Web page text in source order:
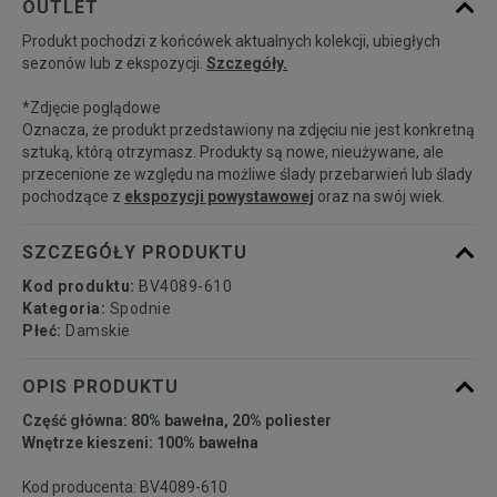
Powiadom o
M
Powiadom o
dostępności
dostępności
XL
Powiadom o
OUTLET
Produkt pochodzi z końcówek aktualnych kolekcji, ubiegłych
sezonów lub z ekspozycji. Szczegóły.
*Zdjęcie poglądowe
Oznacza, że produkt przedstawiony na zdjęciu nie jest konkretną
sztuką, którą otrzymasz. Produkty są nowe, nieużywane, ale
przecenione ze względu na możliwe ślady przebarwień lub ślady
pochodzące z ekspozycji powystawowej oraz na swój wiek.
SZCZEGÓŁY PRODUKTU
Kod produktu: BV4089-610
Kategoria: Spodnie
Płeć: Damskie
OPIS PRODUKTU
Część główna: 80% bawełna, 20% poliester
Wnętrze kieszeni: 100% bawełna
Kod producenta: BV4089-610